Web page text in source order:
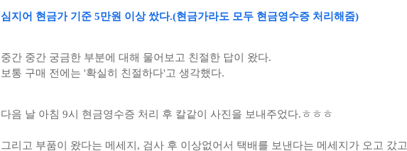
심지어 현금가 기준 5만원 이상 쌌다.(현금가라도 모두 현금영수증 처리해줌)
중간 중간 궁금한 부분에 대해 물어보고 친절한 답이 왔다.
보통 구매 전에는 '확실히 친절하다'고 생각했다.
다음 날 아침 9시 현금영수증 처리 후 칼같이 사진을 보내주었다.ㅎㅎㅎ
그리고 부품이 왔다는 메세지, 검사 후 이상없어서 택배를 보낸다는 메세지가 오고 갔고